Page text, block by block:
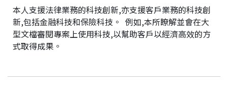
本人支援法律業務的科技創新,亦支援客戶業務的科技創
新,包括金融科技和保險科技。 例如,本所瞭解並會在大
型文檔審閱專案上使用科技,以幫助客戶以經濟高效的方
式取得成果。